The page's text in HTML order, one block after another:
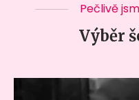
Pečlivě
Výběr